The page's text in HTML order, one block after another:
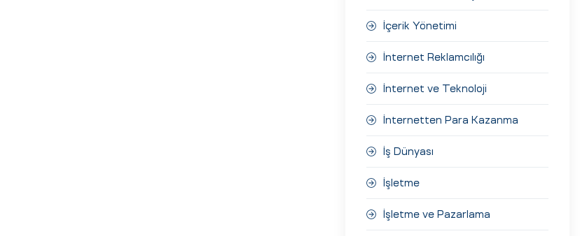
İçerik Yönetimi
İnternet Reklamcılığı
İnternet ve Teknoloji
İnternetten Para Kazanma
İş Dünyası
İşletme
İşletme ve Pazarlama